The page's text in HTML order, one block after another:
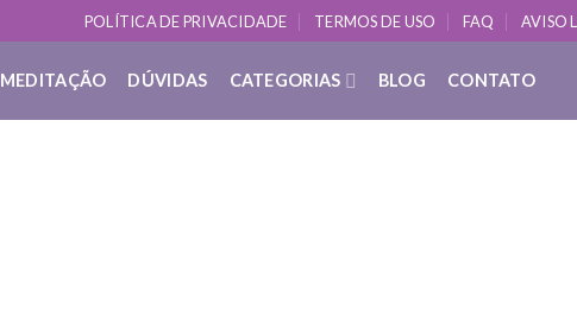
POLÍTICA DE PRIVACIDADE TERMOS DE USO FAQ AVISO
MEDITAÇÃO DÚVIDAS CATEGORIAS BLOG CONTATO